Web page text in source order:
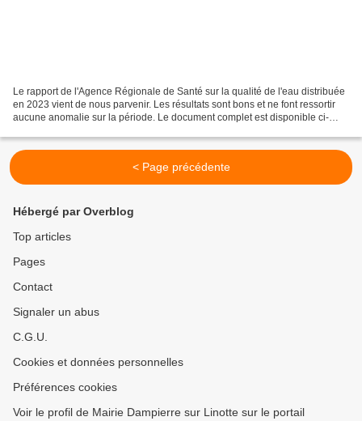
Le rapport de l'Agence Régionale de Santé sur la qualité de l'eau distribuée
en 2023 vient de nous parvenir. Les résultats sont bons et ne font ressortir
aucune anomalie sur la période. Le document complet est disponible ci-
< Page précédente
Hébergé par Overblog
Top articles
Pages
Contact
Signaler un abus
C.G.U.
Cookies et données personnelles
Préférences cookies
Voir le profil de Mairie Dampierre sur Linotte sur le portail